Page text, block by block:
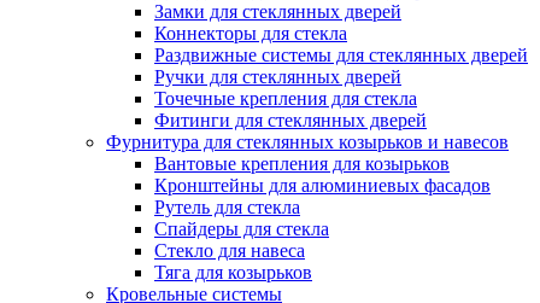
Замки для стеклянных дверей
Коннекторы для стекла
Раздвижные системы для стеклянных дверей
Ручки для стеклянных дверей
Точечные крепления для стекла
Фитинги для стеклянных дверей
Фурнитура для стеклянных козырьков и навесов
Вантовые крепления для козырьков
Кронштейны для алюминиевых фасадов
Рутель для стекла
Спайдеры для стекла
Стекло для навеса
Тяга для козырьков
Кровельные системы